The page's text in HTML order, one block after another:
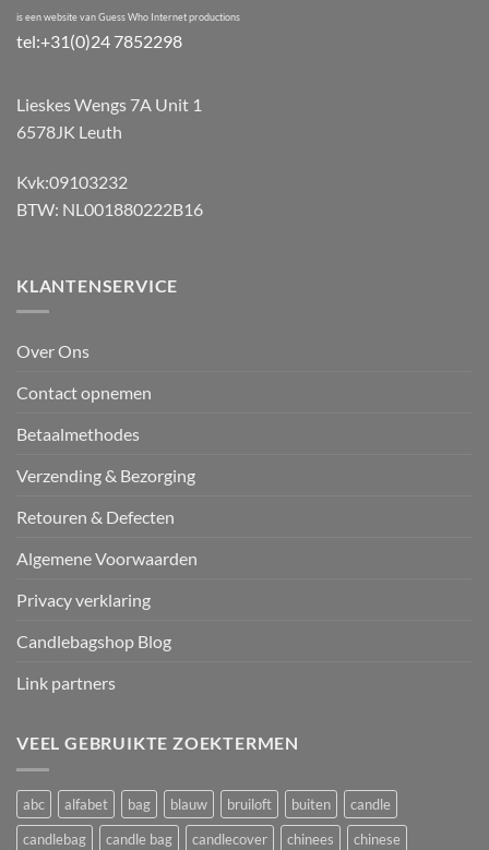
is een website van Guess Who Internet productions
tel:+31(0)24 7852298
Lieskes Wengs 7A Unit 1
6578JK Leuth
Kvk:09103232
BTW: NL001880222B16
KLANTENSERVICE
Over Ons
Contact opnemen
Betaalmethodes
Verzending & Bezorging
Retouren & Defecten
Algemene Voorwaarden
Privacy verklaring
Candlebagshop Blog
Link partners
VEEL GEBRUIKTE ZOEKTERMEN
abc alfabet bag blauw bruiloft buiten
candle
candlebag
candle bag candlecover chinees
chinese